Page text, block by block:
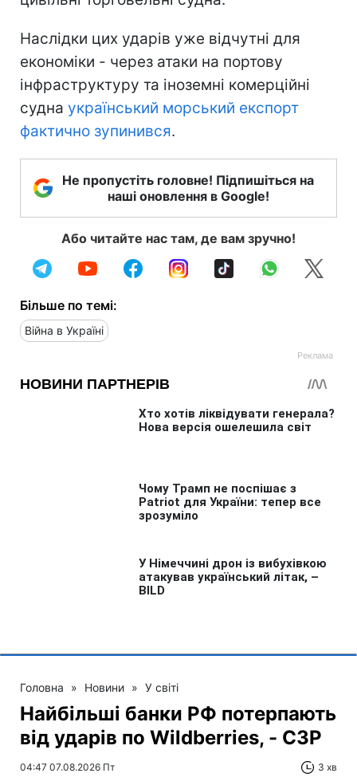
Наслідки цих ударів уже відчутні для
економіки - через атаки на портову
інфраструктуру та іноземні комерційні
судна український морський експорт
фактично зупинився.
Не пропустіть головне! Підпишіться на
наші оновлення в Google!
Або читайте нас там, де вам зручно!
Більше по темі:
Війна в Україні
Головна » Новини » У світі
Найбільші банки РФ потерпають
від ударів по Wildberries, - СЗР
04:47 07.08.2026 Пт 3 хв